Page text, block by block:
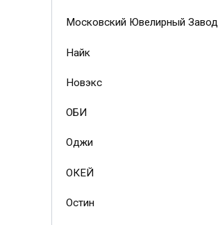
Московский Ювелирный Завод
Найк
Новэкс
ОБИ
Оджи
ОКЕЙ
Остин